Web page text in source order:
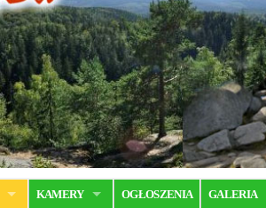
KAMERY OGŁOSZENIA GALERIA